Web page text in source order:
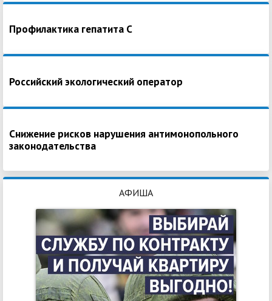
Профилактика гепатита С
Российский экологический оператор
Снижение рисков нарушения антимонопольного
законодательства
АФИША